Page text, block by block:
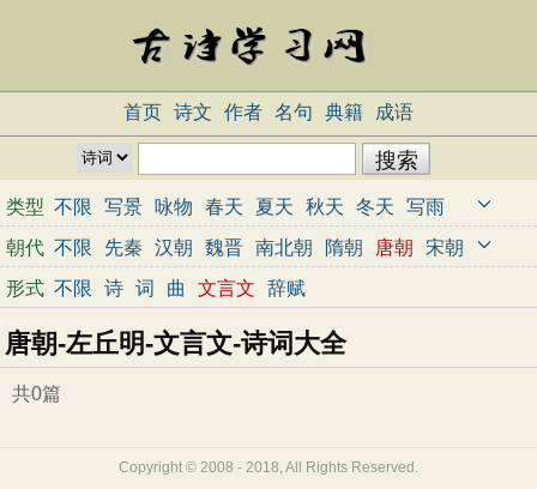
首页 诗文 作者 名句 典籍 成语
类型 不限 写景 咏物 春天 夏天 秋天 冬天
写雨
写雪
写风 写花 梅花 荷花 菊花 柳树
月亮
山水 写山 写水 长江 黄河 儿童 写鸟
写马
田园 边塞 地名 抒情 爱国 离别 送别 思乡
思念 爱情 励志 哲理 闺怨 悼亡
母亲 友情 战争 读书 惜时 婉约 豪放 诗经
民谣
咏史怀古 宋词精选 小学古诗 初中古诗
朝代 不限 先秦 汉朝 魏晋 南北朝 隋朝 唐朝
宋朝
元朝
明朝 清朝 近代 当代
形式 不限 诗 词 曲 文言文 辞赋
唐朝-左丘明-文言文-诗词大全
共0篇
Copyright © 2008 - 2018, All Rights Reserved.